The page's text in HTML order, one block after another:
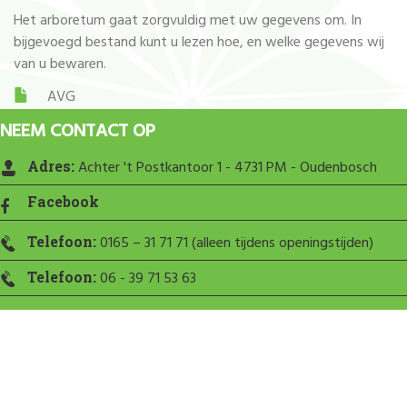
Het arboretum gaat zorgvuldig met uw gegevens om. In
bijgevoegd bestand kunt u lezen hoe, en welke gegevens wij
van u bewaren.
AVG
NEEM CONTACT OP
Adres:Achter 't Postkantoor 1 - 4731 PM - Oudenbosch
Facebook
Telefoon:0165 – 31 71 71 (alleen tijdens openingstijden)
Telefoon:06 - 39 71 53 63